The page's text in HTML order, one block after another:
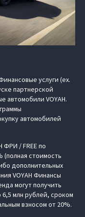
услуги (ex.
партнерской
автомобили VOYAH.
автомобилей
ФРИ / FREE по
(полная стоимость
дополнительных
VOYAH Финансы
могут получить
млн рублей, сроком
взносом от 20%.